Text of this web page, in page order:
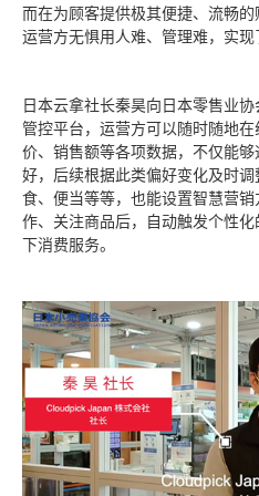
而在为顾客提供极其便捷、流畅
运营方无惧用人难、管理难，实现
日本云拿社长秦昊向日本零售业
管控平台，运营方可以随时随地
价、销售额等各项数据，不仅能
好，后续根据此类偏好变化及时
食、便当等等，也能设置智慧营
作、关注商品后，自动触发个性
下消费服务。